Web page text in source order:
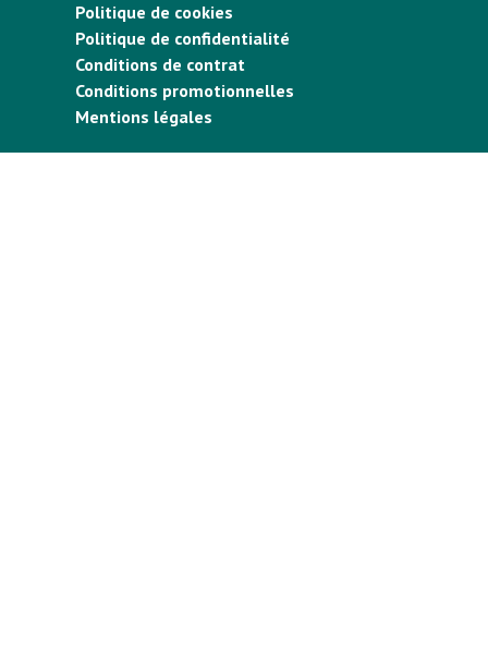
Politique de cookies
Politique de confidentialité
Conditions de contrat
Conditions promotionnelles
Mentions légales